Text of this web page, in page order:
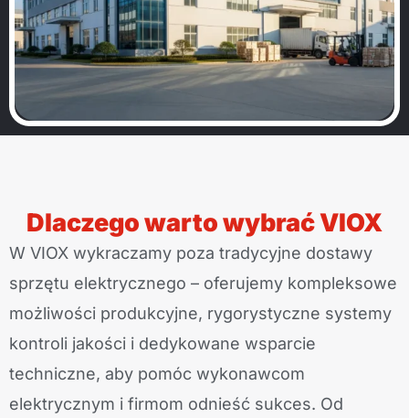
Dlaczego warto wybrać VIOX
W VIOX wykraczamy poza tradycyjne dostawy
sprzętu elektrycznego – oferujemy kompleksowe
możliwości produkcyjne, rygorystyczne systemy
kontroli jakości i dedykowane wsparcie
techniczne, aby pomóc wykonawcom
elektrycznym i firmom odnieść sukces. Od